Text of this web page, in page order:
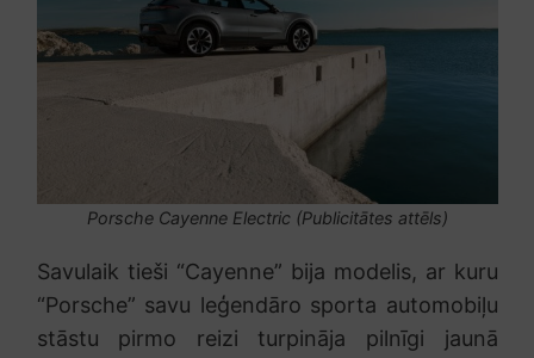
Porsche Cayenne Electric (Publicitātes attēls)
Savulaik tieši “Cayenne” bija modelis, ar kuru
“Porsche” savu leģendāro sporta automobiļu
stāstu pirmo reizi turpināja pilnīgi jaunā